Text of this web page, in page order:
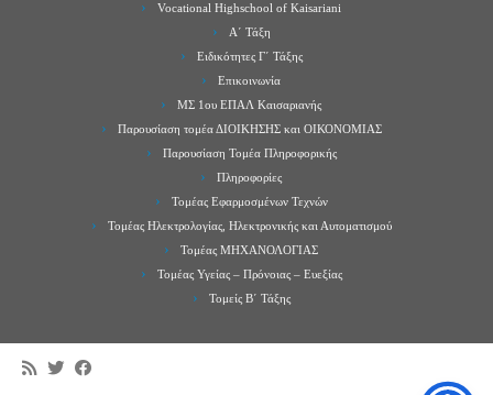
Vocational Highschool of Kaisariani
Α΄ Τάξη
Ειδικότητες Γ΄ Τάξης
Επικοινωνία
ΜΣ 1ου ΕΠΑΛ Καισαριανής
Παρουσίαση τομέα ΔΙΟΙΚΗΣΗΣ και ΟΙΚΟΝΟΜΙΑΣ
Παρουσίαση Τομέα Πληροφορικής
Πληροφορίες
Τομέας Εφαρμοσμένων Τεχνών
Τομέας Ηλεκτρολογίας, Ηλεκτρονικής και Αυτοματισμού
Τομέας ΜΗΧΑΝΟΛΟΓΙΑΣ
Τομέας Υγείας – Πρόνοιας – Ευεξίας
Τομείς Β΄ Τάξης